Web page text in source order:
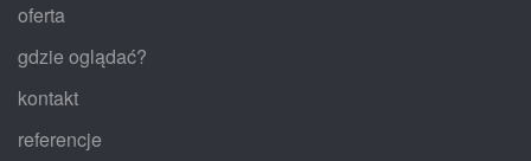
oferta
gdzie oglądać?
kontakt
referencje